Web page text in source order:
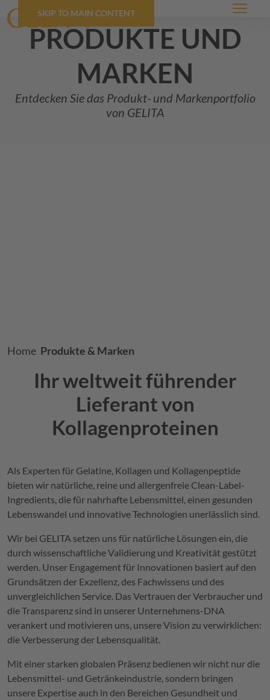
SKIP TO MAIN CONTENT Menü
produkte und
marken
Entdecken Sie das Produkt- und Markenportfolio
von GELITA
Breadcrumb
Home Produkte & Marken
Ihr weltweit führender
Lieferant von
Kollagenproteinen
Als Experten für Gelatine, Kollagen und Kollagenpeptide
bieten wir natürliche, reine und allergenfreie Clean-Label-
Ingredients, die für nahrhafte Lebensmittel, einen gesunden
Lebenswandel und innovative Technologien unerlässlich sind.
Wir bei GELITA setzen uns für natürliche Lösungen ein, die
durch wissenschaftliche Validierung und Kreativität gestützt
werden. Unser Engagement für Innovationen basiert auf den
Grundsätzen der Exzellenz, des Fachwissens und des
unvergleichlichen Service. Das Vertrauen der Verbraucher und
die Transparenz sind in unserer Unternehmens-DNA
verankert und motivieren uns, unsere Vision zu verwirklichen:
die Verbesserung der Lebensqualität.
Mit einer starken globalen Präsenz bedienen wir nicht nur die
Lebensmittel- und Getränkeindustrie, sondern bringen
unsere Expertise auch in den Bereichen Gesundheit und